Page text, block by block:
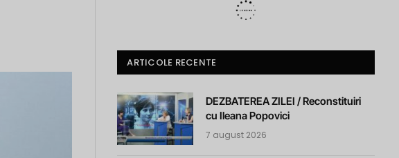
ARTICOLE RECENTE
DEZBATEREA ZILEI / Reconstituiri
cu Ileana Popovici
7 august 2026